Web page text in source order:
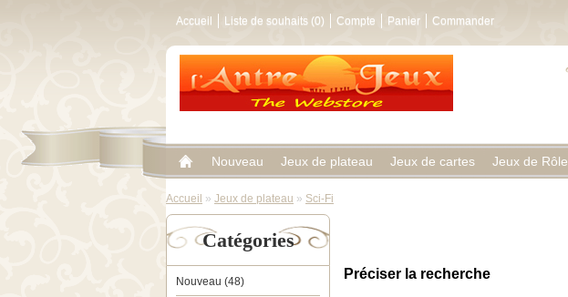
Accueil Liste de souhaits (0) Compte Panier Commander
Nouveau Jeux de plateau Jeux de cartes Jeux de Rôle
Accueil » Jeux de plateau » Sci-Fi
Catégories
Nouveau (48) Préciser la recherche